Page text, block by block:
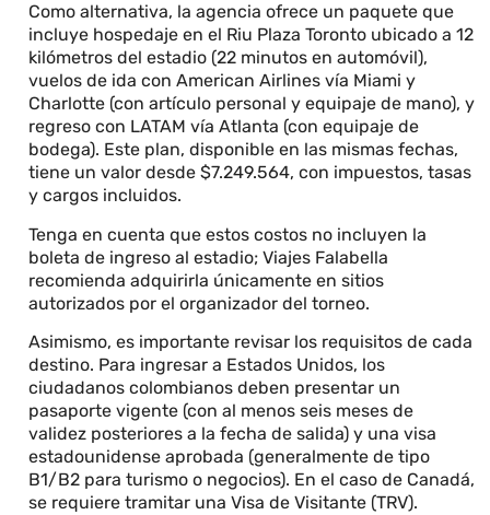
Como alternativa, la agencia ofrece un paquete que
incluye hospedaje en el Riu Plaza Toronto ubicado a 12
kilómetros del estadio (22 minutos en automóvil),
vuelos de ida con American Airlines vía Miami y
Charlotte (con artículo personal y equipaje de mano), y
regreso con LATAM vía Atlanta (con equipaje de
bodega). Este plan, disponible en las mismas fechas,
tiene un valor desde $7.249.564, con impuestos, tasas
y cargos incluidos.
Tenga en cuenta que estos costos no incluyen la
boleta de ingreso al estadio; Viajes Falabella
recomienda adquirirla únicamente en sitios
autorizados por el organizador del torneo.
Asimismo, es importante revisar los requisitos de cada
destino. Para ingresar a Estados Unidos, los
ciudadanos colombianos deben presentar un
pasaporte vigente (con al menos seis meses de
validez posteriores a la fecha de salida) y una visa
estadounidense aprobada (generalmente de tipo
B1/B2 para turismo o negocios). En el caso de Canadá,
se requiere tramitar una Visa de Visitante (TRV).